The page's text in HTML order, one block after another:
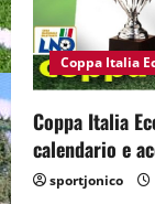
Coppa Italia
Coppa Italia
calendario e
sportjonico